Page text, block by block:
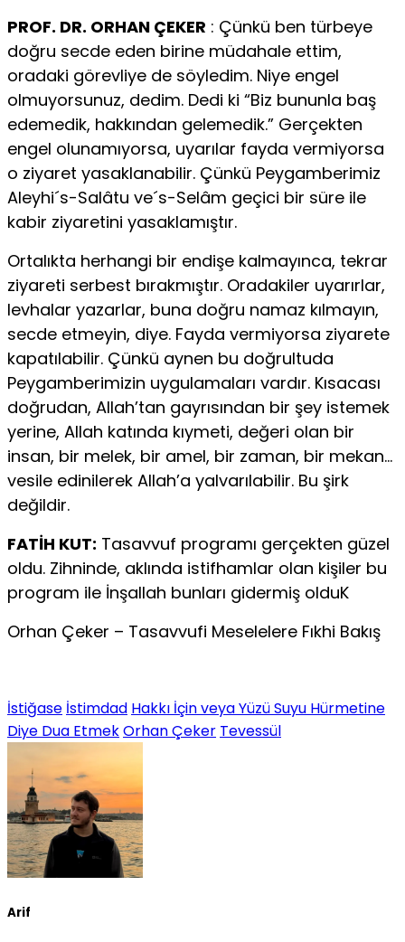
PROF. DR. ORHAN ÇEKER : Çünkü ben türbeye
doğru secde eden birine müdahale ettim,
oradaki görevliye de söyledim. Niye engel
olmuyorsunuz, dedim. Dedi ki “Biz bununla baş
edemedik, hakkından gelemedik.” Gerçekten
engel olunamıyorsa, uyarılar fayda vermiyorsa
o ziyaret yasaklanabilir. Çünkü Peygamberimiz
Aleyhi´s-Salâtu ve´s-Selâm geçici bir süre ile
kabir ziyaretini yasaklamıştır.
Ortalıkta herhangi bir endişe kalmayınca, tekrar
ziyareti serbest bırakmıştır. Oradakiler uyarırlar,
levhalar yazarlar, buna doğru namaz kılmayın,
secde etmeyin, diye. Fayda vermiyorsa ziyarete
kapatılabilir. Çünkü aynen bu doğrultuda
Peygamberimizin uygulamaları vardır. Kısacası
doğrudan, Allah’tan gayrısından bir şey istemek
yerine, Allah katında kıymeti, değeri olan bir
insan, bir melek, bir amel, bir zaman, bir mekan…
vesile edinilerek Allah’a yalvarılabilir. Bu şirk
değildir.
FATİH KUT: Tasavvuf programı gerçekten güzel
oldu. Zihninde, aklında istifhamlar olan kişiler bu
program ile İnşallah bunları gidermiş olduK
Orhan Çeker – Tasavvufi Meselelere Fıkhi Bakış
İstiğase İstimdad Hakkı İçin veya Yüzü Suyu Hürmetine
Diye Dua EtmekOrhan Çeker Tevessül
Arif